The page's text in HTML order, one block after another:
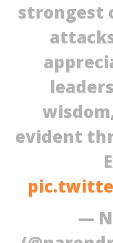
strongest
evident
—